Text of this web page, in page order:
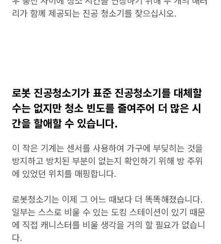
리가 함께 제공되는 진공 청소기를 찾으십시오.
로봇 진공청소기가 표준 진공청소기를 대체할
수는 없지만 청소 빈도를 줄여주어 더 많은 시
간을 할애할 수 있습니다.
이 작은 기계는 센서를 사용하여 가구에 부딪히는 것을
방지하고 방치된 부분이 없는지 확인하기 위해 방 주위
에 있었던 위치를 매핑합니다.
로봇청소기는 이제 그 어느 때보다 더 똑똑해졌습니다.
일부는 스스로 비울 수 있는 도킹 스테이션이 있기 때문
에 직접 캐니스터를 비울 생각을 거의 할 필요가 없습니
다.